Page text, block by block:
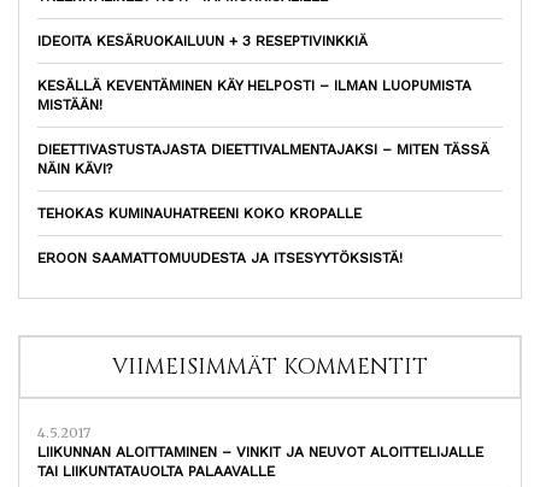
IDEOITA KESÄRUOKAILUUN + 3 RESEPTIVINKKIÄ
KESÄLLÄ KEVENTÄMINEN KÄY HELPOSTI – ILMAN LUOPUMISTA
MISTÄÄN!
DIEETTIVASTUSTAJASTA DIEETTIVALMENTAJAKSI – MITEN TÄSSÄ
NÄIN KÄVI?
TEHOKAS KUMINAUHATREENI KOKO KROPALLE
EROON SAAMATTOMUUDESTA JA ITSESYYTÖKSISTÄ!
VIIMEISIMMÄT KOMMENTIT
4.5.2017
LIIKUNNAN ALOITTAMINEN – VINKIT JA NEUVOT ALOITTELIJALLE
TAI LIIKUNTATAUOLTA PALAAVALLE